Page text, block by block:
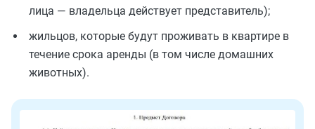
лица — владельца действует представитель);
жильцов, которые будут проживать в квартире в
течение срока аренды (в том числе домашних
животных).